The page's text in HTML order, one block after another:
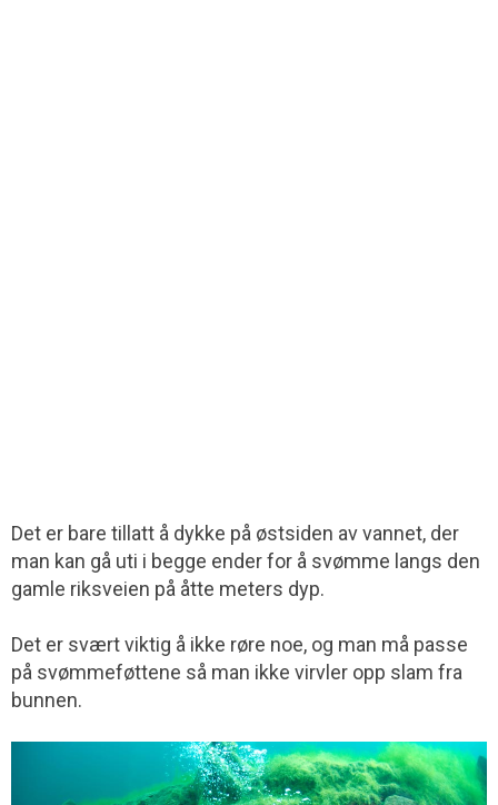
Det er bare tillatt å dykke på østsiden av vannet, der
man kan gå uti i begge ender for å svømme langs den
gamle riksveien på åtte meters dyp.
Det er svært viktig å ikke røre noe, og man må passe
på svømmeføttene så man ikke virvler opp slam fra
bunnen.